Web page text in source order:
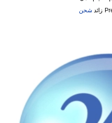
زائد شحن